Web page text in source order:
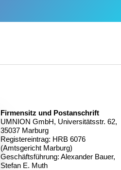
Firmensitz und Postanschrift
UMNION GmbH, Universitätsstr. 62,
35037 Marburg
Registereintrag: HRB 6076
(Amtsgericht Marburg)
Geschäftsführung: Alexander Bauer,
Stefan E. Muth